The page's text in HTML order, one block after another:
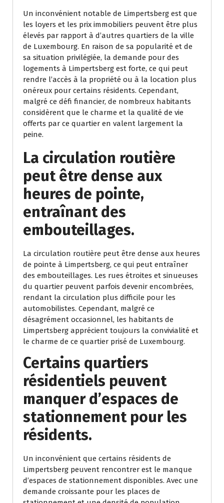
Un inconvénient notable de Limpertsberg est que
les loyers et les prix immobiliers peuvent être plus
élevés par rapport à d’autres quartiers de la ville
de Luxembourg. En raison de sa popularité et de
sa situation privilégiée, la demande pour des
logements à Limpertsberg est forte, ce qui peut
rendre l’accès à la propriété ou à la location plus
onéreux pour certains résidents. Cependant,
malgré ce défi financier, de nombreux habitants
considèrent que le charme et la qualité de vie
offerts par ce quartier en valent largement la
peine.
La circulation routière
peut être dense aux
heures de pointe,
entraînant des
embouteillages.
La circulation routière peut être dense aux heures
de pointe à Limpertsberg, ce qui peut entraîner
des embouteillages. Les rues étroites et sinueuses
du quartier peuvent parfois devenir encombrées,
rendant la circulation plus difficile pour les
automobilistes. Cependant, malgré ce
désagrément occasionnel, les habitants de
Limpertsberg apprécient toujours la convivialité et
le charme de ce quartier prisé de Luxembourg.
Certains quartiers
résidentiels peuvent
manquer d’espaces de
stationnement pour les
résidents.
Un inconvénient que certains résidents de
Limpertsberg peuvent rencontrer est le manque
d’espaces de stationnement disponibles. Avec une
demande croissante pour les places de